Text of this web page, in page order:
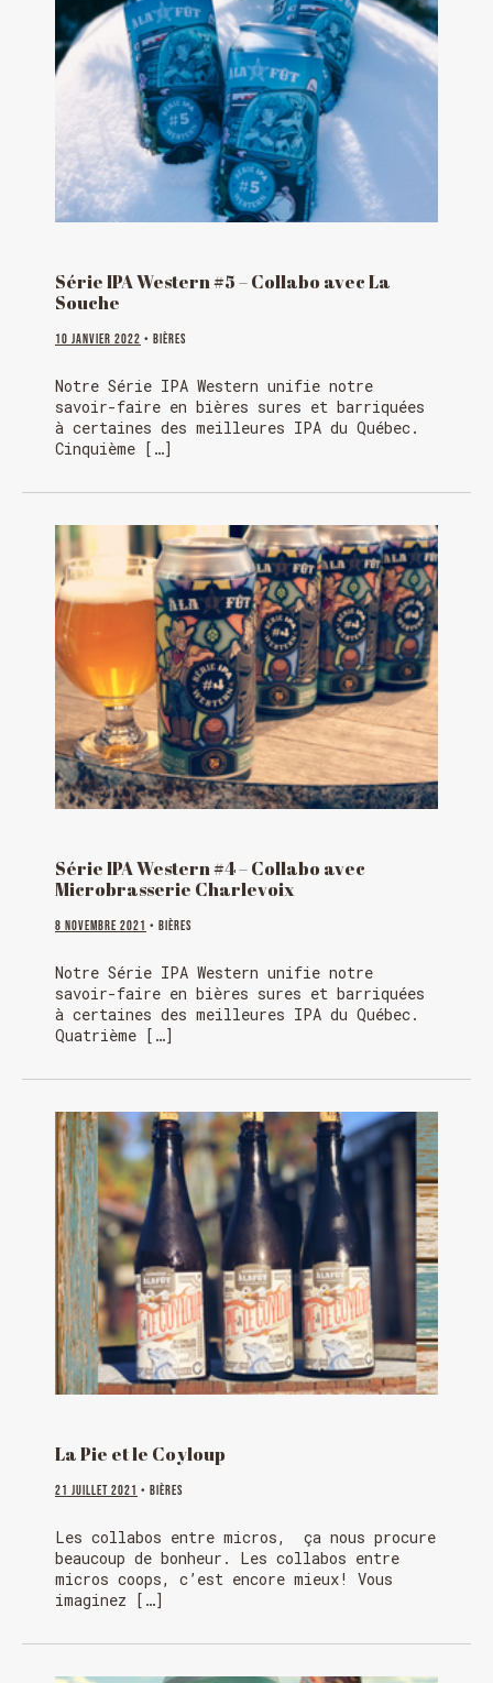
Chargement
Série IPA Western #5 – Collabo avec La
Souche
10 janvier 2022 • Bières
Notre Série IPA Western unifie notre
savoir-faire en bières sures et barriquées
à certaines des meilleures IPA du Québec.
Cinquième […]
Série IPA Western #4 – Collabo avec
Microbrasserie Charlevoix
8 novembre 2021 • Bières
Notre Série IPA Western unifie notre
savoir-faire en bières sures et barriquées
à certaines des meilleures IPA du Québec.
Quatrième […]
La Pie et le Coyloup
21 juillet 2021 • Bières
Les collabos entre micros, ça nous procure
beaucoup de bonheur. Les collabos entre
micros coops, c’est encore mieux! Vous
imaginez […]